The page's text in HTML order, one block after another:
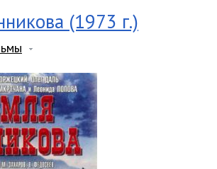
(1973 г.)